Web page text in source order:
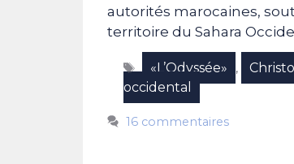
autorités marocaines,
territoire du Sahara
Étiquettes
«L’Odyssée» ,
occidental
16 commentaires